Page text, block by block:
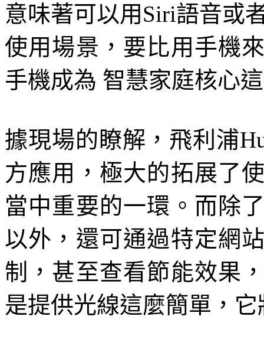
意味著可以用Siri語音或
使用場景，要比用手機
手機成為 智慧家庭核心
據現場的瞭解，飛利浦
方應用，極大的拓展了
當中重要的一環。而除
以外，還可通過特定網
制，甚至查看節能效果
是提供光線這麼簡單，